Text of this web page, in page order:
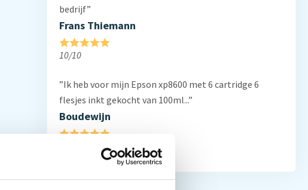
bedrijf”
Frans Thiemann
10/10
”Ik heb voor mijn Epson xp8600 met 6 cartridge 6
flesjes inkt gekocht van 100ml...”
Boudewijn